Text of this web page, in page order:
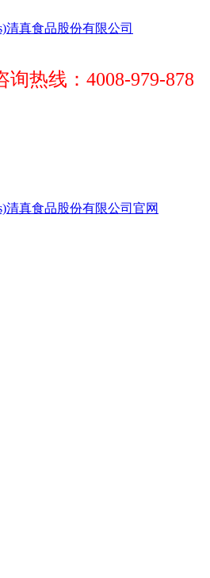
询热线：4008-979-878